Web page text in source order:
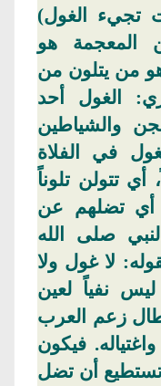
تجيء الغول)
المعجمة هو
من يتلون من
: الغول أحد
والشياطين
في الفلاة
، أيتتولن تلوناً
أي تضلهم عن
صلى الله
لا غول ولا
نفياً لعين
زعم العرب
فيكون
تستطيع أن تضل